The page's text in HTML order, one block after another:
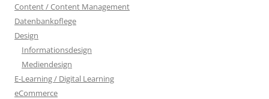
Content / Content Management
Datenbankpflege
Design
Informationsdesign
Mediendesign
E-Learning / Digital Learning
eCommerce